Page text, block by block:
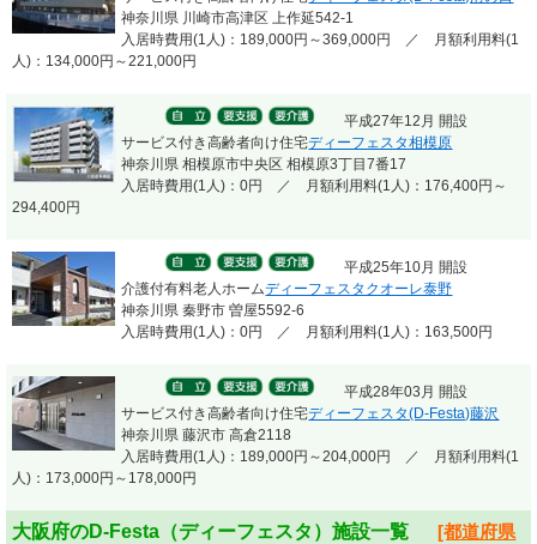
神奈川県 川崎市高津区 上作延542-1
入居時費用(1人)：189,000円～369,000円 ／ 月額利用料(1
人)：134,000円～221,000円
平成27年12月 開設
サービス付き高齢者向け住宅ディーフェスタ相模原
神奈川県 相模原市中央区 相模原3丁目7番17
入居時費用(1人)：0円 ／ 月額利用料(1人)：176,400円～
294,400円
平成25年10月 開設
介護付有料老人ホームディーフェスタクオーレ泰野
神奈川県 秦野市 曽屋5592-6
入居時費用(1人)：0円 ／ 月額利用料(1人)：163,500円
平成28年03月 開設
サービス付き高齢者向け住宅ディーフェスタ(D-Festa)藤沢
神奈川県 藤沢市 高倉2118
入居時費用(1人)：189,000円～204,000円 ／ 月額利用料(1
人)：173,000円～178,000円
大阪府のD-Festa（ディーフェスタ）施設一覧
[都道府県